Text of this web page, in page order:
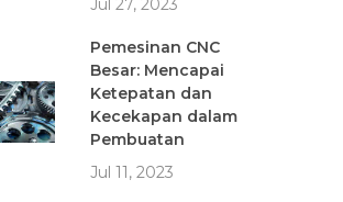
Jul 27, 2023
Pemesinan CNC
Besar: Mencapai
Ketepatan dan
Kecekapan dalam
Pembuatan
Jul 11, 2023